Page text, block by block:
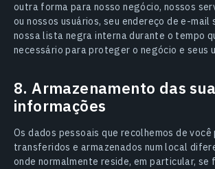
outra forma para nosso negócio, nossos
ou nossos usuários, seu endereço de e-mail
nossa lista negra interna durante o tempo
necessário para proteger o negócio e seus
8. Armazenamento das
informações
Os dados pessoais que recolhemos de você
transferidos e armazenados num local
onde normalmente reside, em particular, se